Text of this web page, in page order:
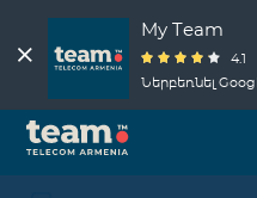
My Team
4.1
Ներբեռնել